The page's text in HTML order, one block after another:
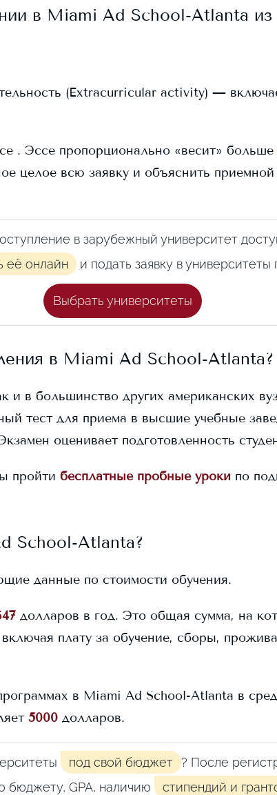
в Miami Ad School-Atlanta
(Extracurricular activity) —
. Эссе пропорционально «весит» больше
целое всю заявку и объяснить
в зарубежный университет
её онлайн и подать заявку в
Выбрать университеты
в Miami Ad School-Atlanta?
и в большинство других американских
тест для приема в высшие учебные
оценивает подготовленность
пройти бесплатные пробные уроки по
School-Atlanta?
данные по стоимости обучения.
долларов в год. Это общая сумма, на
включая плату за обучение, сборы,
в Miami Ad School-Atlanta в
5000 долларов.
под свой бюджет ? После
бюджету, GPA, наличию стипендий и